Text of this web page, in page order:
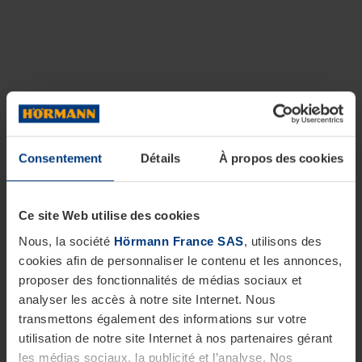
Consentement Détails À propos des cookies
Ce site Web utilise des cookies
Nous, la société Hörmann France SAS, utilisons des
cookies afin de personnaliser le contenu et les annonces,
proposer des fonctionnalités de médias sociaux et
analyser les accès à notre site Internet. Nous
transmettons également des informations sur votre
utilisation de notre site Internet à nos partenaires gérant
les médias sociaux, la publicité et l’analyse. Nos